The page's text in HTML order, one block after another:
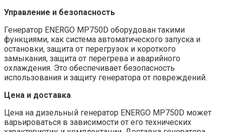
Управление и безопасность
Генератор ENERGO MP750D оборудован такими
функциями, как система автоматического запуска и
остановки, защита от перегрузок и короткого
замыкания, защита от перегрева и аварийного
охлаждения. Это обеспечивает безопасность
использования и защиту генератора от повреждений.
Цена и доставка
Цена на дизельный генератор ENERGO MP750D может
варьироваться в зависимости от его технических